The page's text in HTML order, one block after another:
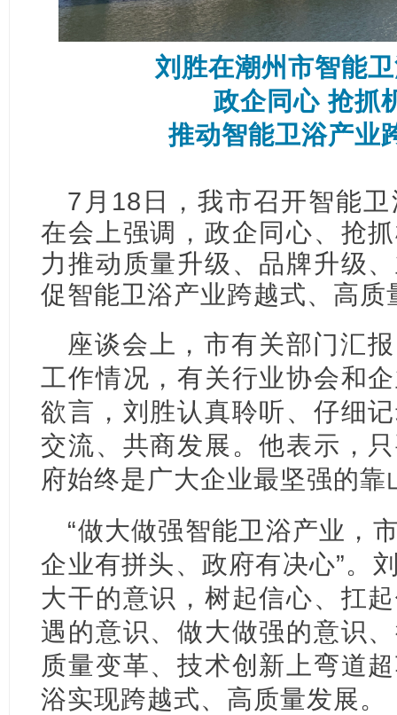
刘胜在潮州市智能
政企同心 抢抓
推动智能卫浴产业
7月18日，我市召开智能
在会上强调，政企同心、抢
力推动质量升级、品牌升级
促智能卫浴产业跨越式、高质
座谈会上，市有关部门汇
工作情况，有关行业协会和
欲言，刘胜认真聆听、仔细
交流、共商发展。他表示，
府始终是广大企业最坚强的靠
“做大做强智能卫浴产业，
企业有拼头、政府有决心”。
大干的意识，树起信心、扛
遇的意识、做大做强的意识
质量变革、技术创新上弯道
浴实现跨越式、高质量发展。